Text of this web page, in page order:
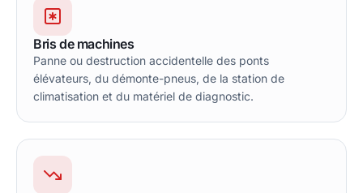
Bris de machines
Panne ou destruction accidentelle des ponts
élévateurs, du démonte-pneus, de la station de
climatisation et du matériel de diagnostic.